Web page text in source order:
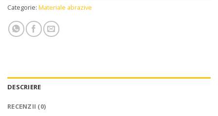
Categorie: Materiale abrazive
DESCRIERE
RECENZII (0)